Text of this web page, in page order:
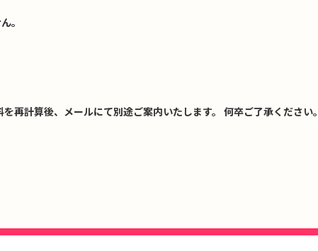
。
再計算後、メールにて別途ご案内いたします。 何卒ご了承ください。